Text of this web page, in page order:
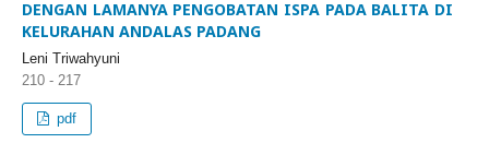
DENGAN LAMANYA PENGOBATAN ISPA PADA BALITA DI
KELURAHAN ANDALAS PADANG
Leni Triwahyuni
210 - 217
pdf